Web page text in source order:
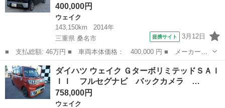
400,000円
ウェイク
143,150km
2014年
三重県 桑名市
提携サイト 3月12日
■ 支払総額: 46万円 ■ 車両本体価格： 400,000 円 ■ メーカー
名： ダイハツ ■ 車種名： ウェイク ■ グレード名： Ｄ Ｓ
Ａ ３ヶ月自社保証 キーレス ＥＴＣ スマアシ バックカメラ
ステアリングスイッ...
三重 桑名市 ウェイク
ダイハツ ウェイク ＧターボリミテッドＳＡＩ
ＩＩ フルセグナビ バックカメラ …
758,000円
ウェイク